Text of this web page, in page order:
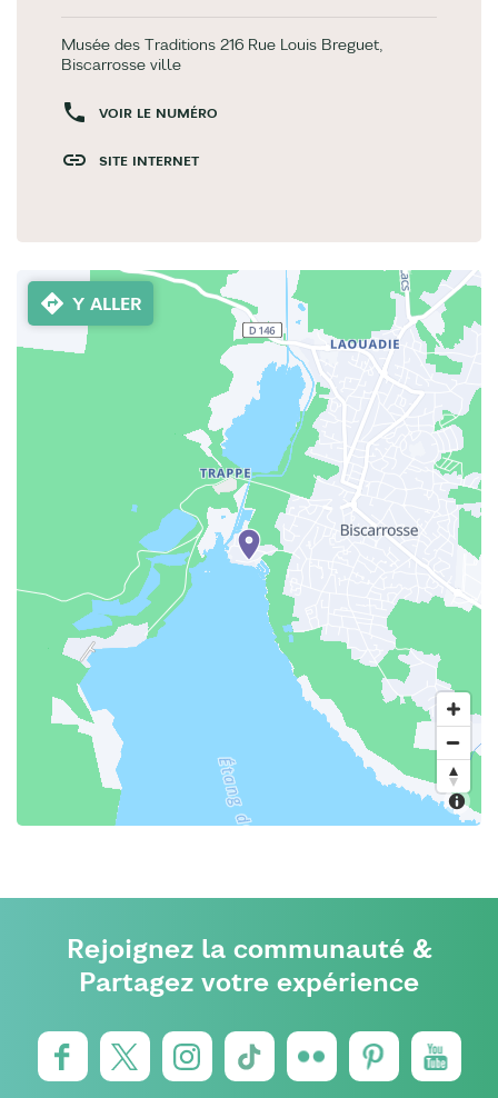
Musée des Traditions 216 Rue Louis Breguet,
Biscarrosse ville
VOIR LE NUMÉRO
SITE INTERNET
Y ALLER
Rejoignez la communauté &
Partagez votre expérience